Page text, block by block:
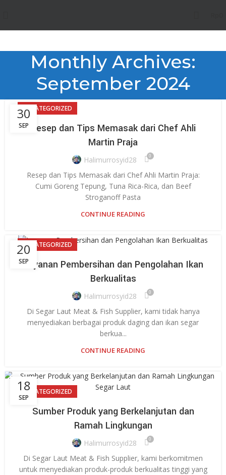
Monthly Archives:
September 2024
30
SEP
UNCATEGORIZED
Resep dan Tips Memasak dari Chef Ahli
Martin Praja
Halimurrosyid28 0
Resep dan Tips Memasak dari Chef Ahli Martin Praja:
Cumi Goreng Tepung, Tuna Rica-Rica, dan Beef
Stroganoff Pasta
CONTINUE READING
20
SEP
UNCATEGORIZED
Layanan Pembersihan dan Pengolahan Ikan
Berkualitas
Halimurrosyid28 0
Di Segar Laut Meat & Fish Supplier, kami tidak hanya
menyediakan berbagai produk daging dan ikan segar
berkua...
CONTINUE READING
18
SEP
UNCATEGORIZED
Sumber Produk yang Berkelanjutan dan
Ramah Lingkungan
Halimurrosyid28 0
Di Segar Laut Meat & Fish Supplier, kami berkomitmen
untuk menyediakan produk-produk berkualitas tinggi yang